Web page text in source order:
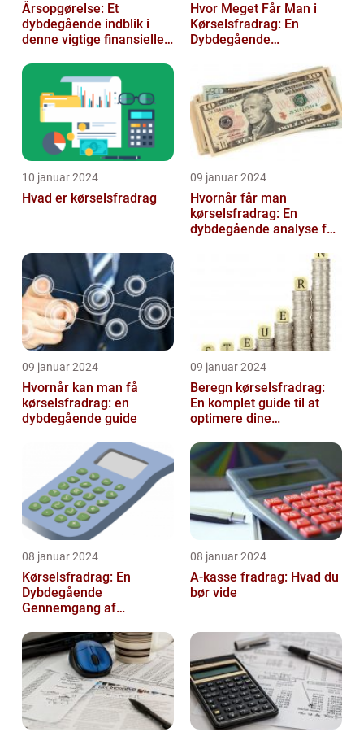
Årsopgørelse: Et
dybdegående indblik i
denne vigtige finansielle
Hvor Meget Får Man i
Kørselsfradrag: En
Dybdegående
10 januar 2024
Hvad er kørselsfradrag
09 januar 2024
Hvornår får man
kørselsfradrag: En
dybdegående analyse for
09 januar 2024
Hvornår kan man få
kørselsfradrag: en
dybdegående guide
09 januar 2024
Beregn kørselsfradrag:
En komplet guide til at
optimere dine
08 januar 2024
Kørselsfradrag: En
Dybdegående
Gennemgang af
Historiske Udvikling
08 januar 2024
A-kasse fradrag: Hvad du
bør vide